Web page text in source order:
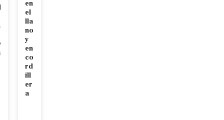
en
el
lla
no
y
en
co
rd
ill
er
a